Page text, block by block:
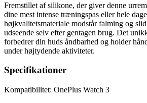
Fremstillet af silikone, der giver denne
dine mest intense træningspas eller hele
højkvalitetsmateriale modstår falming og
udseende selv efter gentagen brug. Det
forbedrer din huds åndbarhed og holder
under højtydende aktiviteter.
Specifikationer
Kompatibilitet: OnePlus Watch 3